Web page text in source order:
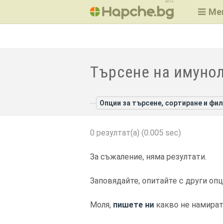
BETA
Търсене на
Опции за търсене, сортиране и
0 резултат(а) (0.005 sec)
За съжаление, няма резултати.
Заповядайте, опитайте с други
Моля, пишете ни какво не